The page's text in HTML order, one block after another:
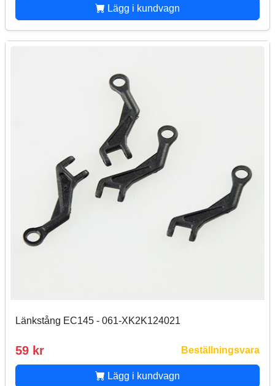
Lägg i kundvagn
Länkstång EC145 - 061-XK2K124021
59 kr Beställningsvara
Lägg i kundvagn